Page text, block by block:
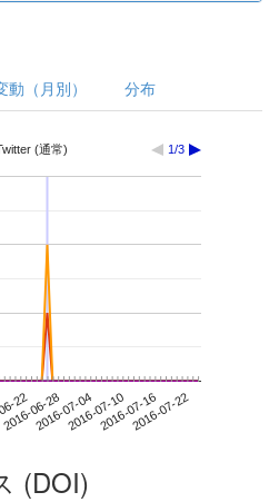
動（月別） 分布
(通常) 1/3
22
2016-06-282016-07-042016-07-102016-07-162016-07-22
(DOI)